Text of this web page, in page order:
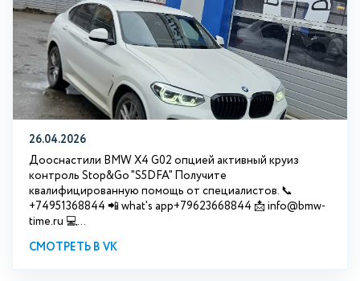
26.04.2026
Дооснастили BMW X4 G02 опцией активный круиз
контроль Stop&Go "S5DFA" Получите
квалифицированную помощь от специалистов. 📞
+74951368844 📲 what's app+79623668844 📩 info@bmw-
time.ru 💻...
СМОТРЕТЬ В VK